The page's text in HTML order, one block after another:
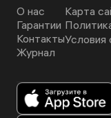
О нас
Гарантии
Контакты
Журнал
Карта
Условия